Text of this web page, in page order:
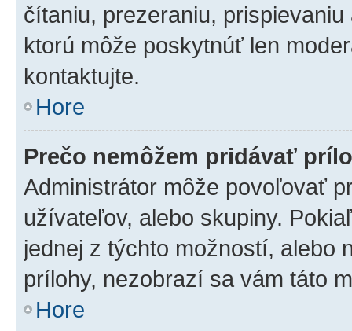
čítaniu, prezeraniu,
ktorú môže poskytnúť len
kontaktujte.
Hore
Prečo nemôžem pridávať
Administrátor môže povoľovať
užívateľov, alebo skupiny.
jednej z týchto možností, alebo
prílohy, nezobrazí sa vám táto
Hore